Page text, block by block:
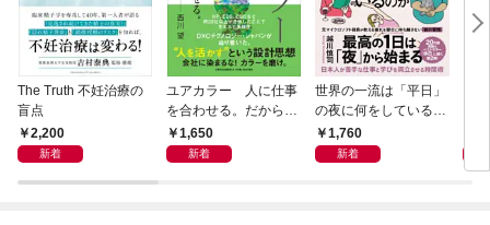
The Truth 不妊治療の
盲点
2,200
新着
ユアカラー 人に仕事
を合わせる。だから輝
く1,650
新着
世界の一流は「平日」
の夜に何をしているの
か1,760
新着